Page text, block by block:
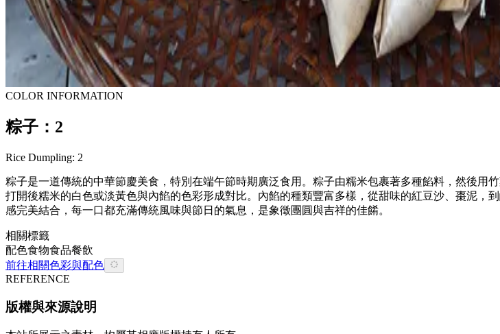
COLOR INFORMATION
粽子：2
Rice Dumpling: 2
粽子是一道傳統的中華節慶美食，特別在端午節時期廣泛食用。粽子由糯米包裹著多種餡料，然後
打開後糯米的白色或淡黃色與內餡的色彩形成對比。內餡的種類豐富多樣，從甜味的紅豆沙、棗泥，
感完美結合，每一口都充滿傳統風味與節日的氣息，是象徵團圓與吉祥的佳餚。
相關標籤
配色食物食品餐飲
前往相關色彩與配色
REFERENCE
版權與來源說明